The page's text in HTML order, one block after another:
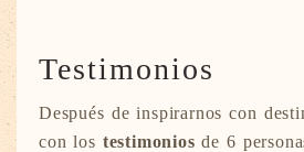
Testimonios
Después de inspirarnos con
con los testimonios de 6